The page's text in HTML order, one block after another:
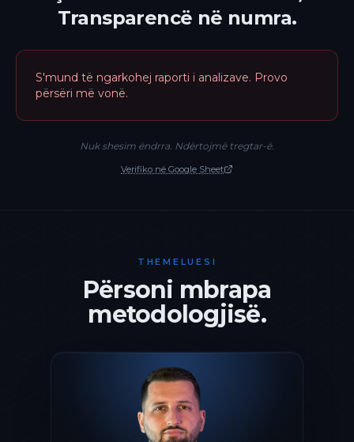
Transparencë në numra.
S'mund të ngarkohej raporti i analizave. Provo
përsëri më vonë.
Nuk shesim ëndrra. Ndërtojmë tregtar-ë.
Verifiko në Google Sheet
THEMELUESI
Përsoni mbrapa
metodologjisë.